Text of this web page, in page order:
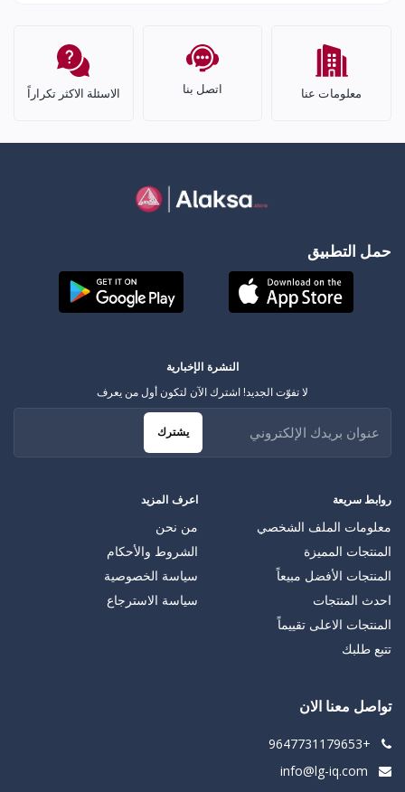
معلومات عنا اتصل بنا الاسئلة الاكثر تكراراً
حمل التطبيق
روابط سريعة
معلومات الملف الشخصي
المنتجات المميزة
المنتجات الأفضل مبيعاً
احدث المنتجات
المنتجات الاعلى تقييماً
تتبع طلبك
اعرف المزيد
من نحن
الشروط والأحكام
سياسة الخصوصية
سياسة الاسترجاع
النشرة الإخبارية
لا تفوّت الجديد! اشترك الآن لتكون أول من يعرف
يشترك
تواصل معنا الان
+9647731179653